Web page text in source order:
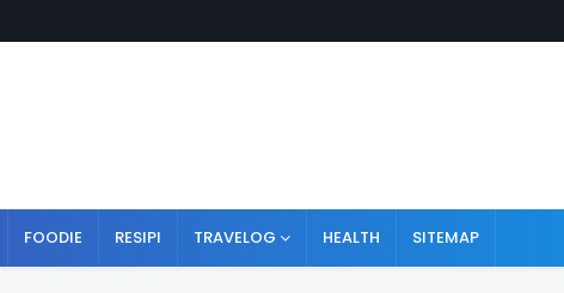
FOODIE RESIPI TRAVELOG HEALTH SITEMAP